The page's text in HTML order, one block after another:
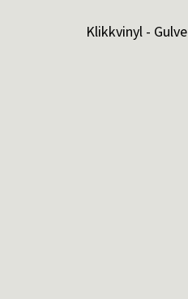
Klikkvinyl -